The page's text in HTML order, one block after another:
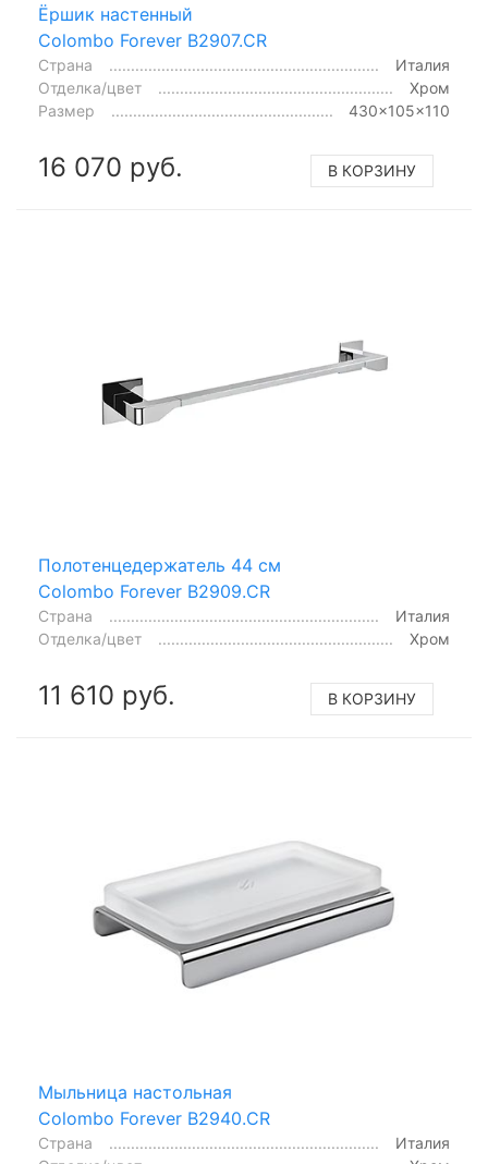
Ёршик настенный
Colombo Forever B2907.CR
Страна
Италия
Отделка/цвет
Хром
Размер
430x105x110
16 070 руб. В КОРЗИНУ
Полотенцедержатель 44 см
Colombo Forever B2909.CR
Страна
Италия
Отделка/цвет
Хром
11 610 руб. В КОРЗИНУ
Мыльница настольная
Colombo Forever B2940.CR
Страна
Италия